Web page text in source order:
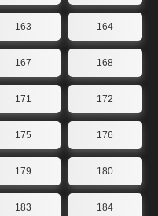
163 164
167 168
171 172
175 176
179 180
183 184